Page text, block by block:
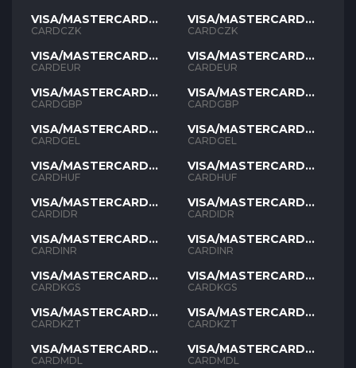
VISA/MASTERCARD
CZK
CARDCZK
VISA/MASTERCARD
EUR
CARDEUR
VISA/MASTERCARD
GBP
CARDGBP
VISA/MASTERCARD
GEL
CARDGEL
VISA/MASTERCARD
HUF
CARDHUF
VISA/MASTERCARD
IDR
CARDIDR
VISA/MASTERCARD
INR
CARDINR
VISA/MASTERCARD
KGS
CARDKGS
VISA/MASTERCARD
KZT
CARDKZT
VISA/MASTERCARD
MDL
CARDMDL
VISA/MASTERCARD
CZK
CARDCZK
VISA/MASTERCARD
EUR
CARDEUR
VISA/MASTERCARD
GBP
CARDGBP
VISA/MASTERCARD
GEL
CARDGEL
VISA/MASTERCARD
HUF
CARDHUF
VISA/MASTERCARD
IDR
CARDIDR
VISA/MASTERCARD
INR
CARDINR
VISA/MASTERCARD
KGS
CARDKGS
VISA/MASTERCARD
KZT
CARDKZT
VISA/MASTERCARD
MDL
CARDMDL